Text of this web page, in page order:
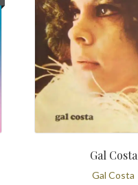
Gal Costa
Gal Costa